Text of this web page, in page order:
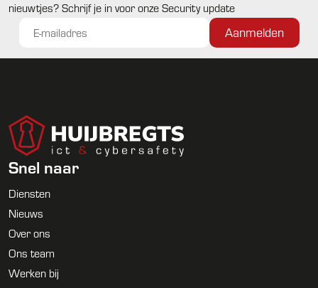
nieuwtjes? Schrijf je in voor onze Security update
Snel naar
Diensten
Nieuws
Over ons
Ons team
Werken bij